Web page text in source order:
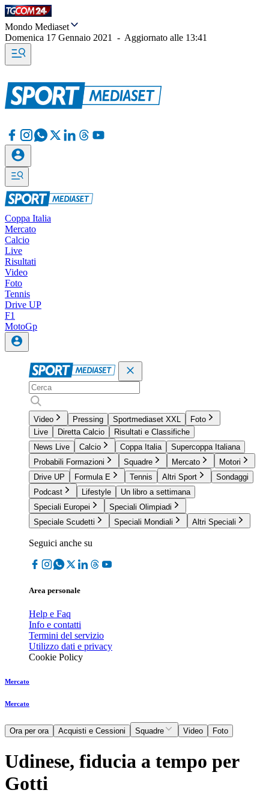
Mondo Mediaset
Domenica 17 Gennaio 2021
- Aggiornato alle 13:41
Coppa Italia
Mercato
Calcio
Live
Risultati
Video
Foto
Tennis
Drive UP
F1
MotoGp
Video Pressing Sportmediaset XXL
Foto
Live
Diretta Calcio
Risultati e Classifiche
News Live
Calcio Coppa Italia
Supercoppa Italiana
Probabili Formazioni
Squadre Mercato
Motori
Drive UP
Formula E Tennis Altri Sport
Sondaggi
Podcast
Lifestyle
Un libro a settimana
Speciali Europei
Speciali Olimpiadi
Speciale Scudetti
Speciali Mondiali Altri Speciali
Seguici anche su
Area personale
Help e Faq
Info e contatti
Termini del servizio
Utilizzo dati e privacy
Cookie Policy
Mercato
Mercato
Ora per ora Acquisti e Cessioni Squadre Video Foto
Udinese, fiducia a tempo per
Gotti